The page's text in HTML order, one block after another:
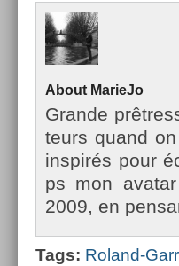
About MarieJo
Gran­de
teurs quand
in­spirés pour
ps mon
2009, en
Tags: Roland-